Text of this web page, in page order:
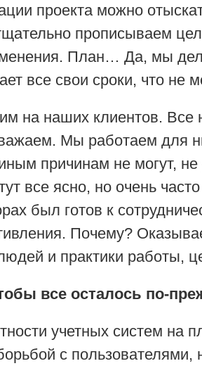
проекта можно
прописываем
План… Да, мы
все свои сроки, что не
на наших клиентов.
Мы работаем для
причинам не могут,
все ясно, но очень
был готов к
Почему?
и практики работы,
все осталось по-
учетных систем
с пользователями,